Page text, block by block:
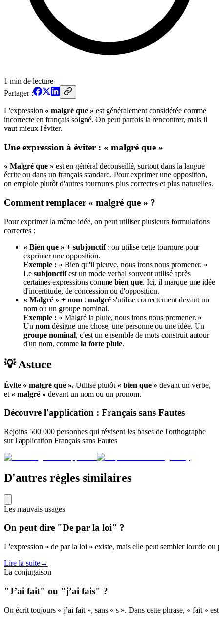
1 min de lecture
Partager :
L'expression « malgré que » est généralement considérée comme
incorrecte en français soigné. On peut parfois la rencontrer, mais il
vaut mieux l'éviter.
Une expression à éviter : « malgré que »
« Malgré que » est en général déconseillé, surtout dans la langue
écrite ou dans un français standard. Pour exprimer une opposition,
on emploie plutôt d'autres tournures plus correctes et plus naturelles.
Comment remplacer « malgré que » ?
Pour exprimer la même idée, on peut utiliser plusieurs formulations
correctes :
« Bien que » + subjonctif: on utilise cette tournure pour
exprimer une opposition.
Exemple : « Bien qu'il pleuve, nous irons nous promener. »
Le subjonctifest un mode verbal souvent utilisé après
certaines expressions comme bien que. Ici, il marque une idée
d'incertitude, de concession ou d'opposition.
« Malgré » + nom : malgré s'utilise correctement devant un
nom ou un groupe nominal.
Exemple : « Malgré la pluie, nous irons nous promener. »
Un nom désigne une chose, une personne ou une idée. Un
groupe nominal, c'est un ensemble de mots construit autour
d'un nom, comme la forte pluie.
💡 Astuce
Évite « malgré que ». Utilise plutôt « bien que » devant un verbe,
et « malgré » devant un nom ou un pronom.
Découvre l'application : Français sans Fautes
Rejoins 500 000 personnes qui révisent les bases de l'orthographe
sur l'application Français sans Fautes
D'autres règles similaires
Les mauvais usages
On peut dire "De par la loi" ?
L'expression « de par la loi » existe, mais elle peut sembler lourde
Lire la suite→
La conjugaison
"J’ai fait" ou "j’ai fais" ?
On écrit toujours « j’ai fait », sans « s ». Dans cette phrase, « fait »